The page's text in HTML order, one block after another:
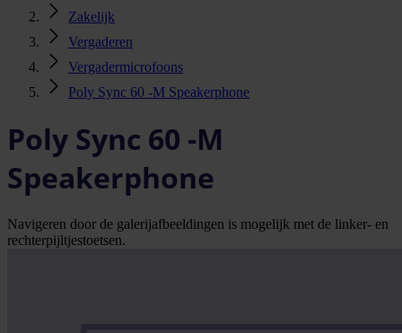
Zakelijk
Vergaderen
Vergadermicrofoons
Poly Sync 60 -M Speakerphone
Poly Sync 60 -M
Speakerphone
Navigeren door de galerijafbeeldingen is mogelijk met de linker- en
rechterpijltjestoetsen.